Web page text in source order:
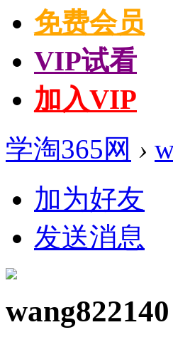
免费会员
VIP试看
加入VIP
学淘365网 ›
加为好友
发送消息
wang822140